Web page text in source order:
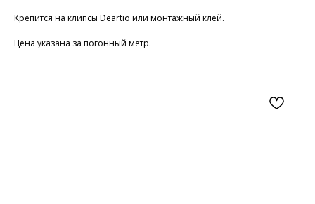
Крепится на клипсы Deartio или монтажный клей.
Цена указана за погонный метр.